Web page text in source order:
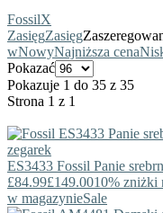
FossilX
ZasięgZasięg
wNowyNajniższa cena
Pokazać
Pokazuje 1 do 35 z 35
Strona 1 z 1
ES3433 Fossil Panie
£84.99£149.0010% zniżki
w magazynieSale